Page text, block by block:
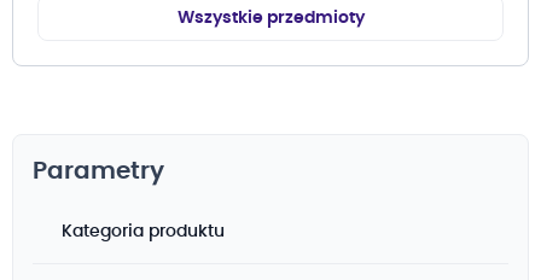
Wszystkie przedmioty
Parametry
Kategoria produktu